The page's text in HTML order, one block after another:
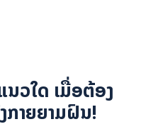
ວໃດ ເມື່ອຕ້ອງ
ກາຍຍາມຝົນ!